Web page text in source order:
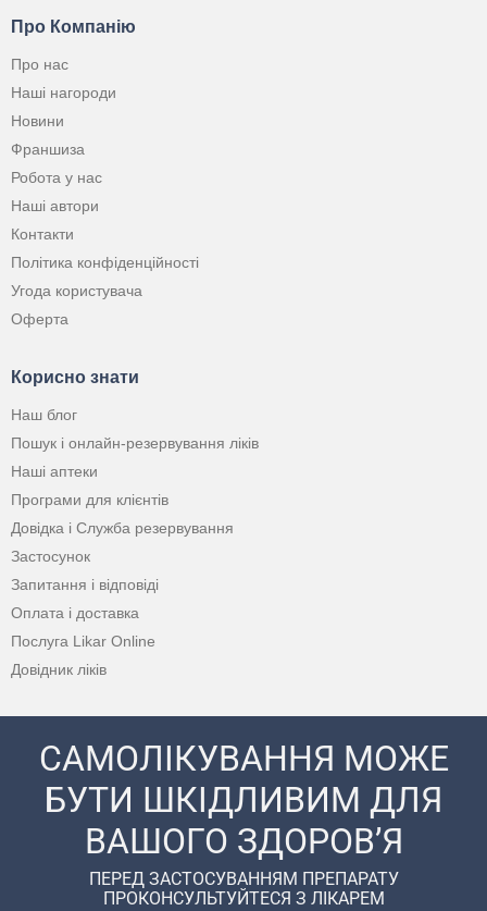
Про Компанію
Про нас
Наші нагороди
Новини
Франшиза
Робота у нас
Наші автори
Контакти
Політика конфіденційності
Угода користувача
Оферта
Корисно знати
Наш блог
Пошук і онлайн-резервування ліків
Наші аптеки
Програми для клієнтів
Довідка і Служба резервування
Застосунок
Запитання і відповіді
Оплата і доставка
Послуга Likar Online
Довідник ліків
САМОЛІКУВАННЯ МОЖЕ
БУТИ ШКІДЛИВИМ ДЛЯ
ВАШОГО ЗДОРОВ’Я
ПЕРЕД ЗАСТОСУВАННЯМ ПРЕПАРАТУ
ПРОКОНСУЛЬТУЙТЕСЯ З ЛІКАРЕМ